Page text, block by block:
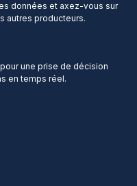
données et axez-vous sur
autres producteurs.
une prise de décision
en temps réel.